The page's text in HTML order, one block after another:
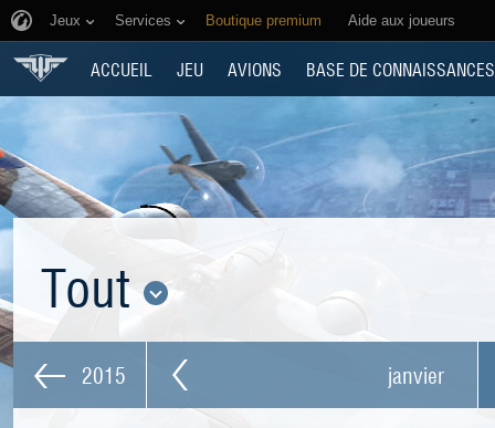
Jeux Services Boutique premium Aide aux joueurs
ACCUEIL JEU AVIONS BASE DE CONNAISSANCES
Tout
2015 janvier